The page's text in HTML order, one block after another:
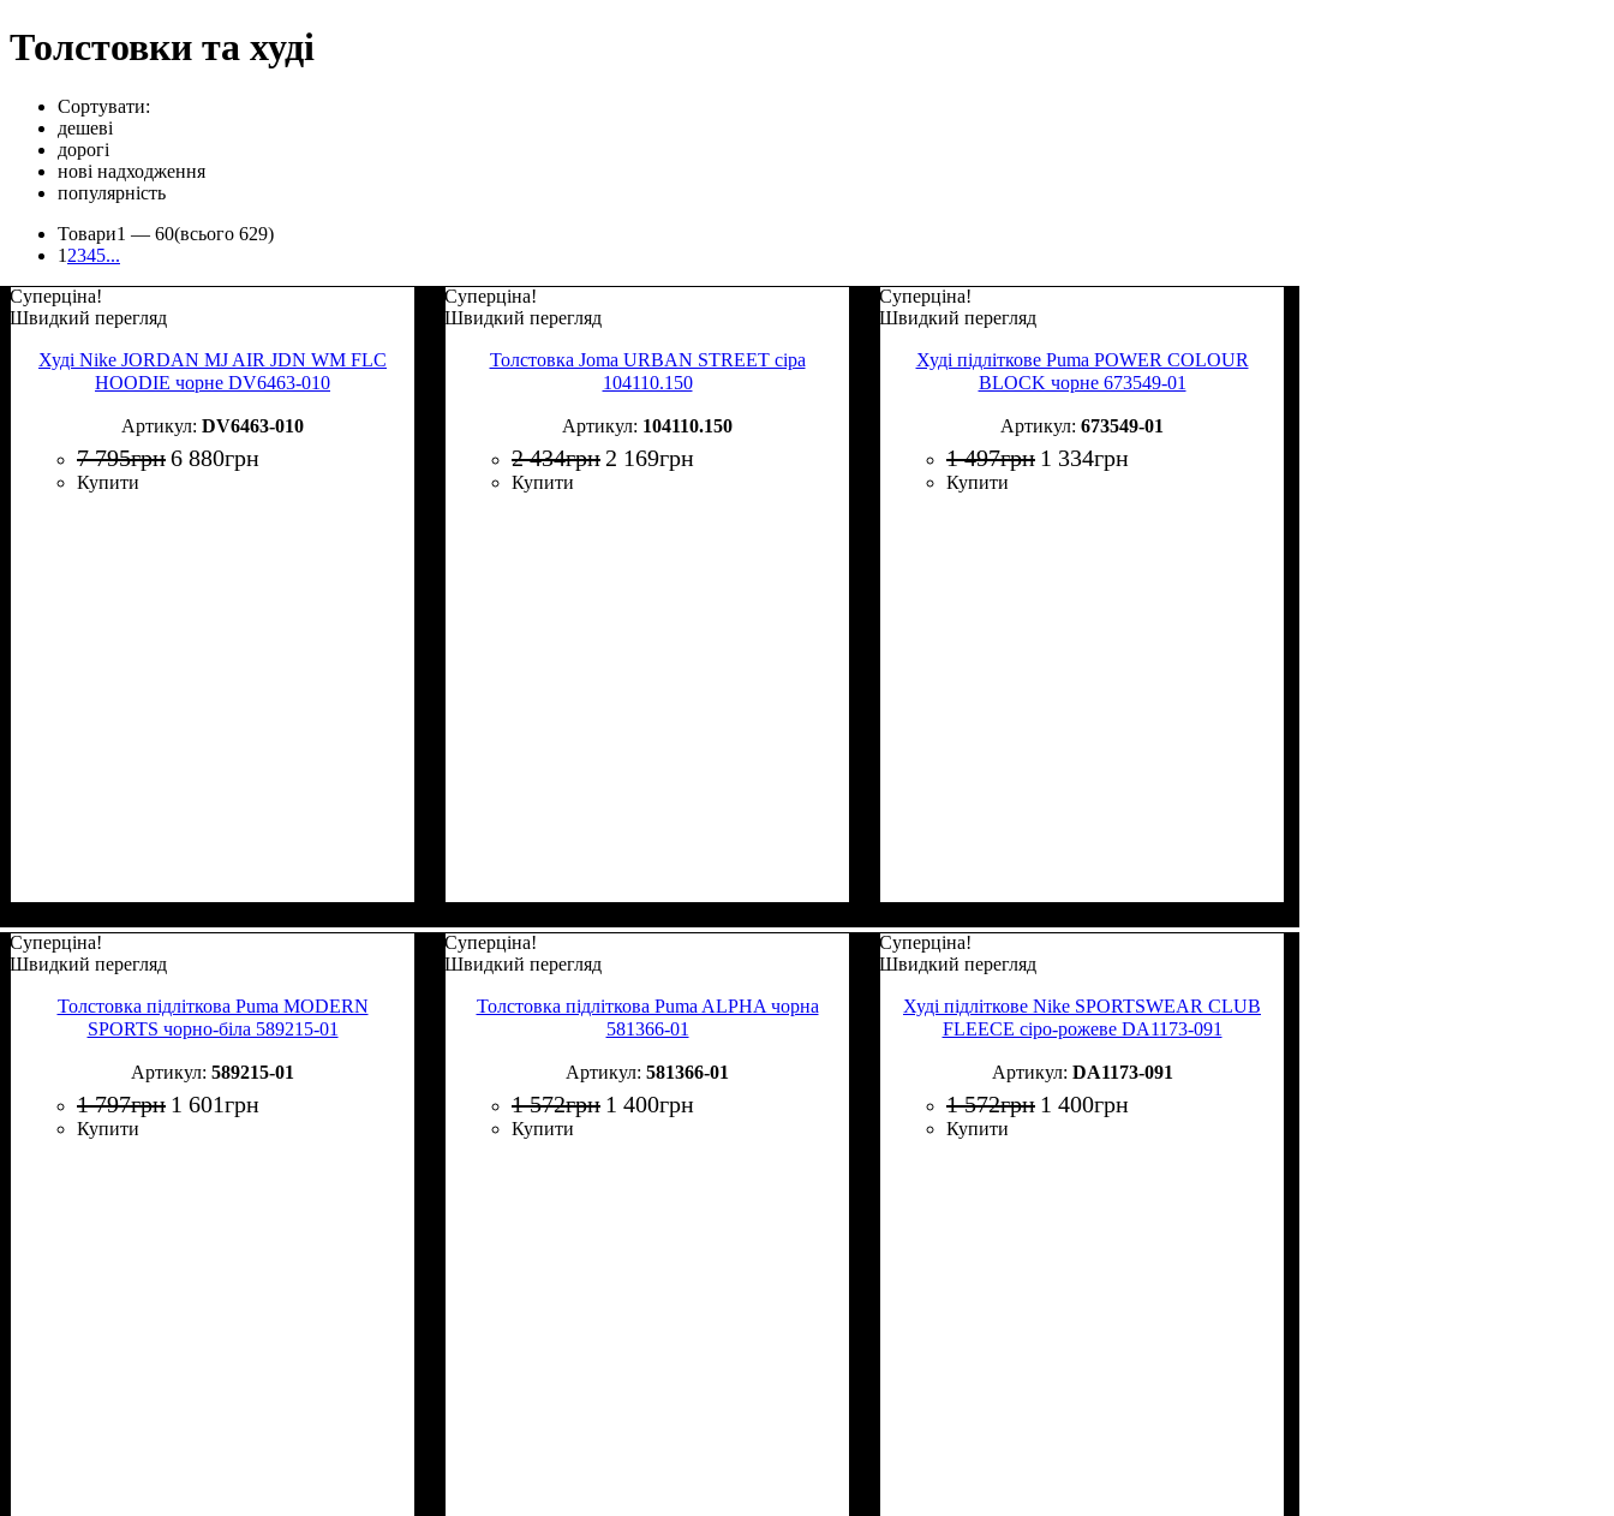
Толстовки та худі
Сортувати:
дешеві
дорогі
нові надходження
популярність
Товари1 — 60(всього 629)
1 2345...
Суперціна!
Швидкий перегляд
Худі Nike JORDAN MJ AIR JDN WM FLC
HOODIE чорне DV6463-010
DV6463-010
7 795грн6 880грн
Купити
Суперціна!
Швидкий перегляд
Толстовка Joma URBAN STREET сіра
104110.150
104110.150
2 434грн 2 169грн
Купити
Суперціна!
Швидкий перегляд
Худі підліткове Puma POWER COLOUR
BLOCK чорне 673549-01
673549-01
1 497грн 1 334грн
Купити
Суперціна!
Швидкий перегляд
Толстовка підліткова Puma MODERN
SPORTS чорно-біла 589215-01
589215-01
1 797грн 1 601грн
Купити
Суперціна!
Швидкий перегляд
Толстовка підліткова Puma ALPHA чорна
581366-01
581366-01
1 572грн 1 400грн
Купити
Суперціна!
Швидкий перегляд
Худі підліткове Nike SPORTSWEAR CLUB
FLEECE сіро-рожеве DA1173-091
DA1173-091
1 572грн 1 400грн
Купити